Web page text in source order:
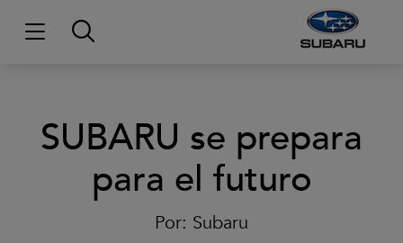
SUBARU se prepara
para el futuro
Por: Subaru